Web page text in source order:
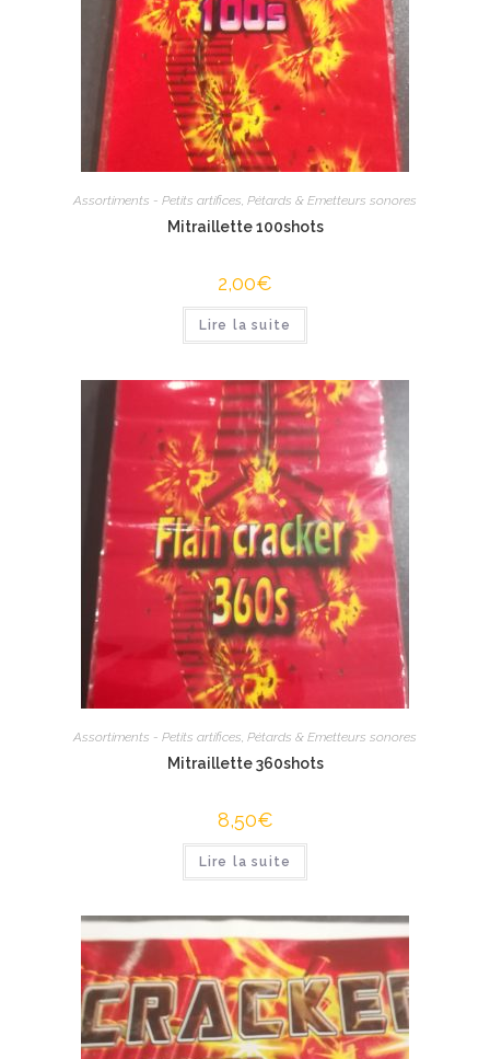
Assortiments - Petits artifices, Pétards & Emetteurs sonores
Mitraillette 100shots
2,00€
Lire la suite
Assortiments - Petits artifices, Pétards & Emetteurs sonores
Mitraillette 360shots
8,50€
Lire la suite